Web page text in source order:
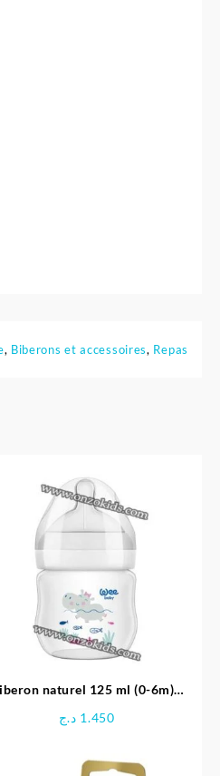
, Biberons et accessoires, Repas
naturel 125 ml (0-6m) -
1.450 د.ج